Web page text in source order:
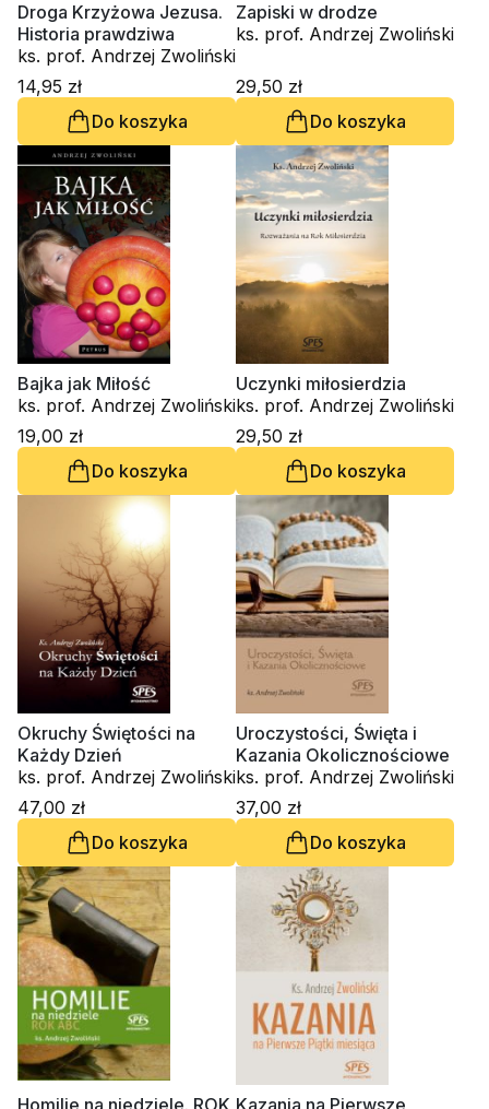
Droga Krzyżowa Jezusa.
Historia prawdziwa
ks. prof. Andrzej Zwoliński
14,95 zł
Do koszyka
Zapiski w drodze
ks. prof. Andrzej Zwoliński
29,50 zł
Do koszyka
Bajka jak Miłość
ks. prof. Andrzej Zwoliński
19,00 zł
Do koszyka
Uczynki miłosierdzia
ks. prof. Andrzej Zwoliński
29,50 zł
Do koszyka
Okruchy Świętości na
Każdy Dzień
ks. prof. Andrzej Zwoliński
47,00 zł
Do koszyka
Uroczystości, Święta i
Kazania Okolicznościowe
ks. prof. Andrzej Zwoliński
37,00 zł
Do koszyka
Homilie na niedziele. ROK Kazania na Pierwsze